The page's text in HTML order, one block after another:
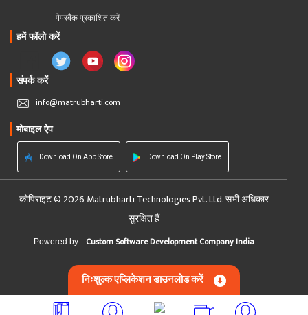
पेपरबैक प्रकाशित करें
हमें फॉलो करें
संपर्क करें
info@matrubharti.com
मोबाइल ऐप
Download On App Store Download On Play Store
कोपिराइट © 2026 Matrubharti Technologies Pvt. Ltd. सभी अधिकार
सुरक्षित हैं
Powered by : Custom Software Development Company India
निःशुल्क एप्लिकेशन डाउनलोड करें